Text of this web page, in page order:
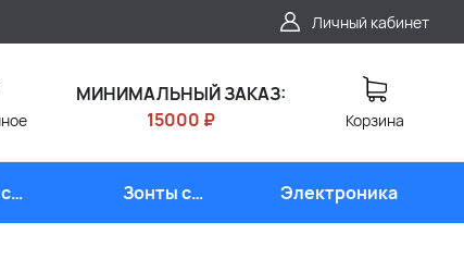
Личный кабинет
МИНИМАЛЬНЫЙ ЗАКАЗ:
15000 ₽
Корзина
Зонты с
логотипом
Электроника